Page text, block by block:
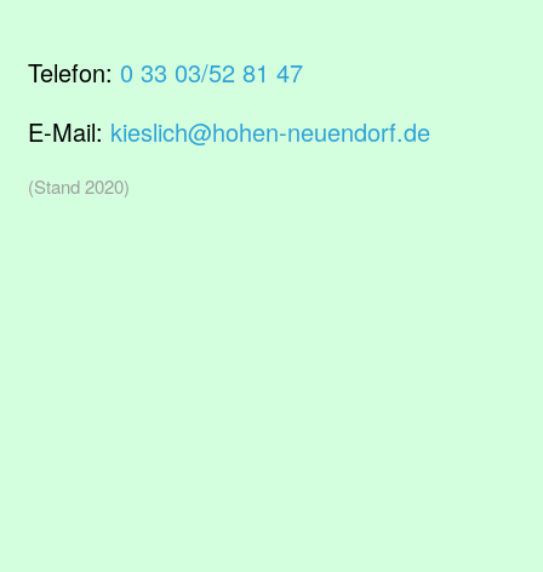
Telefon: 0 33 03/52 81 47
E-Mail: kieslich@hohen-neuendorf.de
(Stand 2020)